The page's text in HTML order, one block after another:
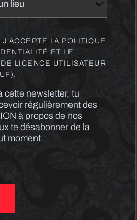
J’ACCEPTE LA POLITIQUE
ET LE
LICENCE UTILISATEUR
cette newsletter, tu
régulièrement des
à propos de nos
te désabonner de la
moment.